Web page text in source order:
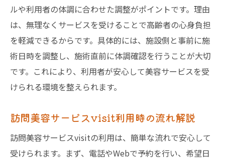
ルや利用者の体調に合わせた調整がポイントです。理由
は、無理なくサービスを受けることで高齢者の心身負担
を軽減できるからです。具体的には、施設側と事前に施
術日時を調整し、施術直前に体調確認を行うことが大切
です。これにより、利用者が安心して美容サービスを受
けられる環境を整えられます。
訪問美容サービスvisit利用時の流れ解説
訪問美容サービスvisitの利用は、簡単な流れで安心して
受けられます。まず、電話やWebで予約を行い、希望日